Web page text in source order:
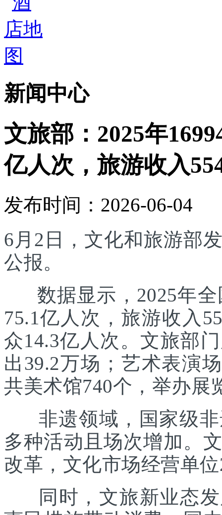
新闻中心
文旅部：2025年
亿人次，旅游收入
发布时间：2026-06-04
6月2日，文化和旅游部
公报。
数据显示，2025年全
75.1亿人次，旅游收入
众14.3亿人次。文旅部
出39.2万场；艺术表演
共美术馆740个，举办展
非遗领域，国家级非
多种活动且场次增加。
改革，文化市场经营单
同时，文旅新业态发